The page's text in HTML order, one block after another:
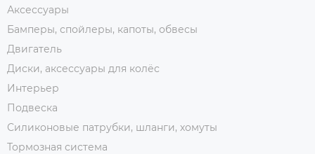
Аксессуары
Бамперы, спойлеры, капоты, обвесы
Двигатель
Диски, аксессуары для колёс
Интерьер
Подвеска
Силиконовые патрубки, шланги, хомуты
Тормозная система